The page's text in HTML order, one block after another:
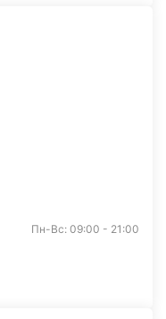
Пн-Вс: 09:00 - 21:00